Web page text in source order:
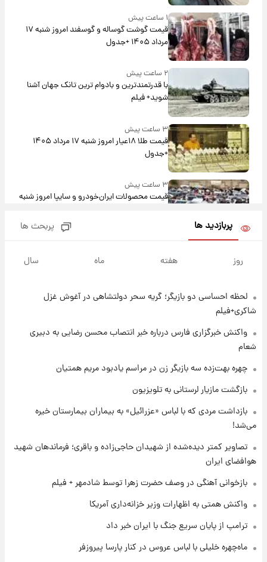
۱ ساعت پیش
قیمت گوشت گوساله و گوسفند امروز شنبه ۱۷
مرداد ۱۴۰۵ +جدول
۲ ساعت پیش
با قدرتمندترین و بادوام ترین تانک جهان آشنا
شوید+ فیلم
۳ ساعت پیش
قیمت طلا ۱۸عیار امروز شنبه ۱۷ مرداد ۱۴۰۵
+جدول
۳ ساعت پیش
قیمت محصولات ایران‌خودرو و سایپا امروز شنبه
شنبه ۱۷ مرداد ۱۴۰۵
۱۷ ساعت پیش
تصاویر کمتر دیده‌شده از شهیدان حاجی‌زاده و
باقری؛ فرماندهان شهید هوافضای ایران
۱ روز پیش
قیمت‌ها تغییر کرد
۱ روز پیش
+جدول
پربازدید ها پربحث ها
روز هفته ماه سال
لحظه احساسی دو بازیگر؛ گریه سحر دولتشاهی در آغوش غزل
شاکری+فیلم
واکنش خبرگزاری فارس درباره خبر انتصاب محسن رضایی به دبیری
شعام
چهره بهت‌زده سه بازیگر زن در مراسم یادبود مریم همتیان
بازگشت مازیار لرستانی به تلویزیون
بازداشت مردی که با لباس «عزرائیل» به بیماران بیمارستان خیره
می‌شد!
تصاویر کمتر دیده‌شده از شهیدان حاجی‌زاده و باقری؛ فرماندهان شهید
هوافضای ایران
بازخوانی آهنگی در وصف حضرت زهرا توسط شادمهر + فیلم
واکنش همتی به اظهارات وزیر خزانه‌داری آمریکا
ترامپ از پایان سریع جنگ با ایران خبر داد
ماه‌چهره خلیلی با لباس عروس در کنار پارسا پیروزفر